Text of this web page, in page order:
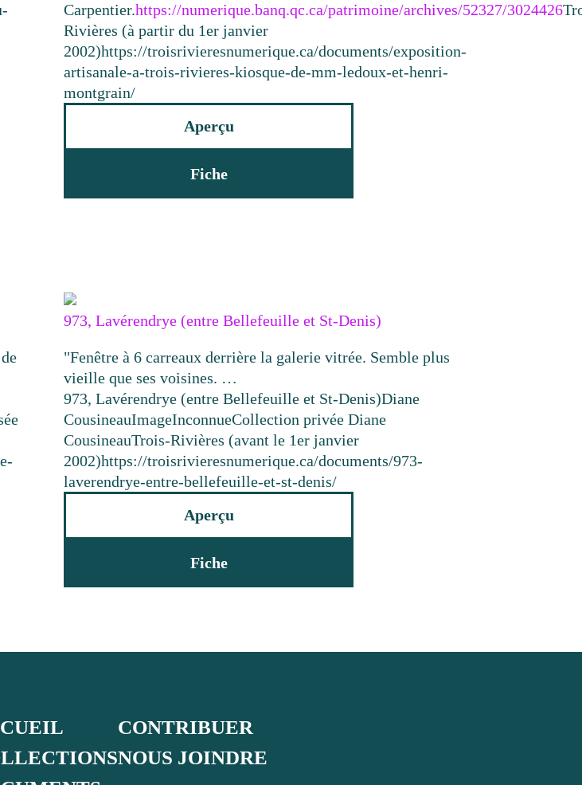
Carpentier.https://numerique.banq.qc.ca/patrimoine/archives/52327/3024426
Rivières (à partir du 1er janvier
2002)https://troisrivieresnumerique.ca/documents/exposition-
artisanale-a-trois-rivieres-kiosque-de-mm-ledoux-et-henri-
montgrain/
Aperçu
Fiche
973, Lavérendrye (entre Bellefeuille et St-Denis)
"Fenêtre à 6 carreaux derrière la galerie vitrée. Semble plus
vieille que ses voisines. …
973, Lavérendrye (entre Bellefeuille et St-Denis)Diane
CousineauImageInconnueCollection privée Diane
CousineauTrois-Rivières (avant le 1er janvier
2002)https://troisrivieresnumerique.ca/documents/973-
laverendrye-entre-bellefeuille-et-st-denis/
Aperçu
Fiche
CONTRIBUER
NOUS JOINDRE